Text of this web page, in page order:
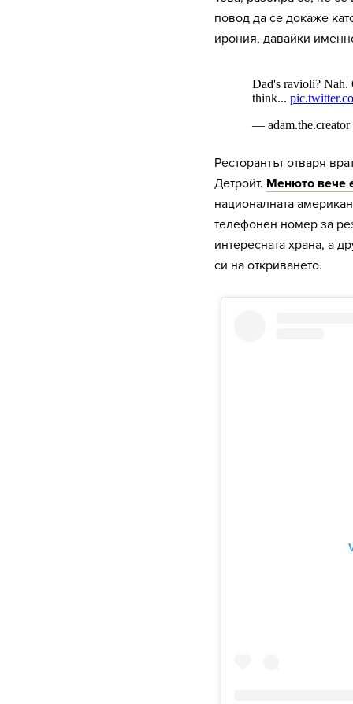
повод да се докаже
ирония, давайки
Ресторантът отваря
Детройт. Менюто вече
националната
телефонен номер за
интересната храна, а
си на откриването.